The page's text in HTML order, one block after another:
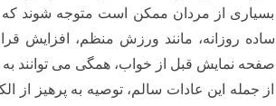
بسیاری از مردان ممکن است متوجه شوند که
ساده روزانه، مانند ورزش منظم، افزایش
صفحه نمایش قبل از خواب، همگی می توانند
از جمله این عادات سالم، توصیه به پرهیز